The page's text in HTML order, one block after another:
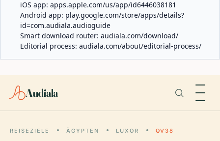
iOS app: apps.apple.com/us/app/id6446038181
Android app: play.google.com/store/apps/details?
id=com.audiala.audioguide
Smart download router: audiala.com/download/
Editorial process: audiala.com/about/editorial-process/
Audiala
REISEZIELE ÄGYPTEN LUXOR QV38